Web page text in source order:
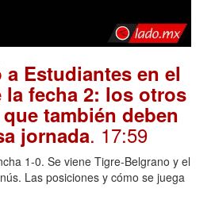
a Estudiantes en el
la fecha 2: los otros
también deben
jornada. 17:59
1-0. Se viene Tigre-Belgrano y el
Las posiciones y cómo se juega